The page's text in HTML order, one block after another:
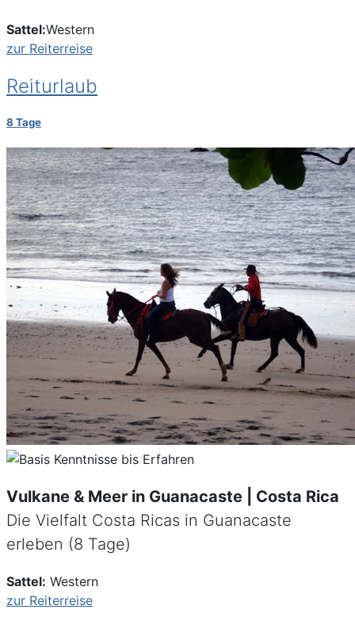
Sattel:Western
zur Reiterreise
Reiturlaub
8 Tage
Vulkane & Meer in Guanacaste | Costa Rica
Die Vielfalt Costa Ricas in Guanacaste
erleben (8 Tage)
Sattel: Western
zur Reiterreise